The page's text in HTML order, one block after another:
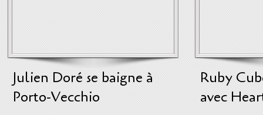
Julien Doré se baigne à
Porto-Vecchio
Ruby
avec